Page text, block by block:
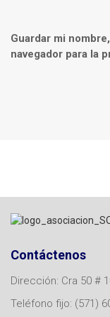
Guardar mi
navegador para la
Contáctenos
Dirección: Cra 50 #
Teléfono fijo: (571)